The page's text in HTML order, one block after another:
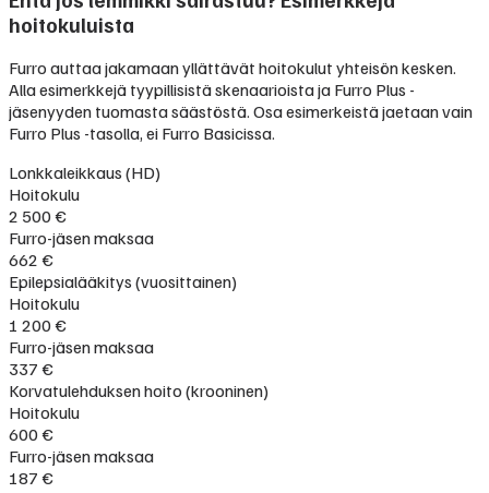
hoitokuluista
Furro auttaa jakamaan yllättävät hoitokulut yhteisön kesken.
Alla esimerkkejä tyypillisistä skenaarioista ja Furro Plus -
jäsenyyden tuomasta säästöstä. Osa esimerkeistä jaetaan vain
Furro Plus -tasolla, ei Furro Basicissa.
Lonkkaleikkaus (HD)
Hoitokulu
2 500 €
Furro-jäsen maksaa
662 €
Epilepsialääkitys (vuosittainen)
Hoitokulu
1 200 €
Furro-jäsen maksaa
337 €
Korvatulehduksen hoito (krooninen)
Hoitokulu
600 €
Furro-jäsen maksaa
187 €